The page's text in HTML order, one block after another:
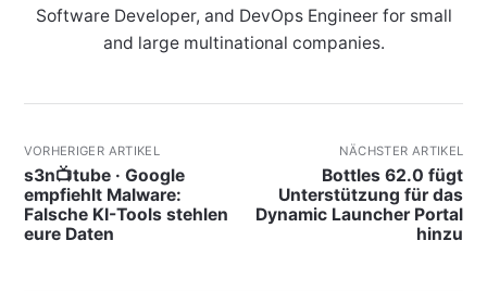
Software Developer, and DevOps Engineer for small
and large multinational companies.
VORHERIGER ARTIKEL
s3n📺tube · Google
empfiehlt Malware:
Falsche KI-Tools stehlen
eure Daten
NÄCHSTER ARTIKEL
Bottles 62.0 fügt
Unterstützung für das
Dynamic Launcher Portal
hinzu